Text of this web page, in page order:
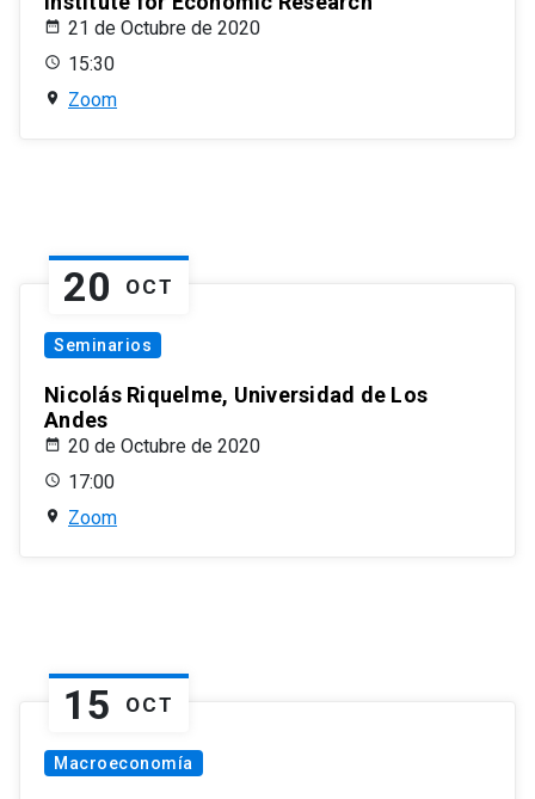
21 de Octubre de 2020
15:30
Zoom
20 OCT
Seminarios
Nicolás Riquelme, Universidad de Los
Andes
20 de Octubre de 2020
17:00
Zoom
15 OCT
Macroeconomía